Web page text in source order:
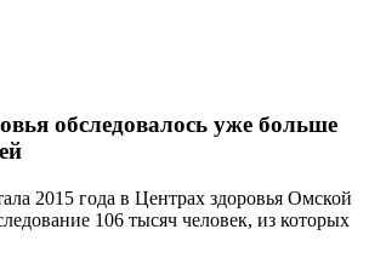
обследовалось уже больше
2015 года в Центрах здоровья Омской
106 тысяч человек, из которых